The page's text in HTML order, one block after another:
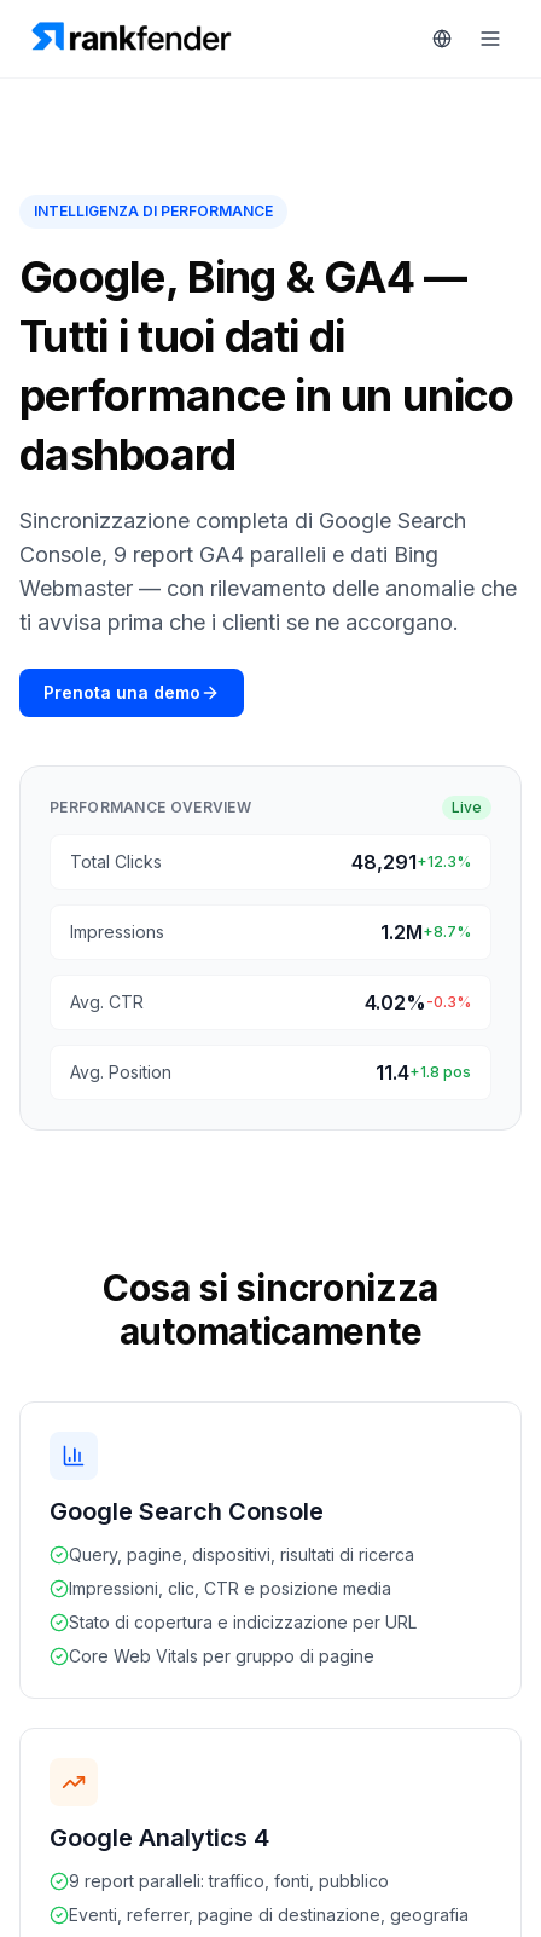
MONITORA
RAIVE
Engine
Monitoraggio
concorrenti
Intelligenza
keyword
AGISCI
Content
RAISA
Integrazioni
ANALIZZA
Report
Soluzioni
Risorse
Strumenti
gratuiti
Prezzi
Prenota
una
INTELLIGENZA DI PERFORMANCE
Google, Bing & GA4 —
Tutti i tuoi dati di
performance in un unico
dashboard
Sincronizzazione completa di Google Search
Console, 9 report GA4 paralleli e dati Bing
Webmaster — con rilevamento delle anomalie che
ti avvisa prima che i clienti se ne accorgano.
Prenota una demo
PERFORMANCE OVERVIEW Live
Total Clicks 48,291+12.3%
Impressions 1.2M+8.7%
Avg. CTR 4.02% -0.3%
Avg. Position 11.4+1.8 pos
Cosa si sincronizza
automaticamente
Google Search Console
Query, pagine, dispositivi, risultati di ricerca
Impressioni, clic, CTR e posizione media
Stato di copertura e indicizzazione per URL
Core Web Vitals per gruppo di pagine
Google Analytics 4
9 report paralleli: traffico, fonti, pubblico
Eventi, referrer, pagine di destinazione, geografia